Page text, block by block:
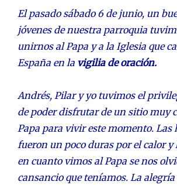
El pasado sábado 6 de junio, un
jóvenes de nuestra parroquia
unirnos al Papa y a la Iglesia que
España en la vigilia de oración.
Andrés, Pilar y yo tuvimos el
de poder disfrutar de un sitio muy
Papa para vivir este momento. Las
fueron un poco duras por el calor y
en cuanto vimos al Papa se nos
cansancio que teníamos. La alegría